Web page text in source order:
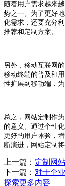
随着用户需求越来
势之一。为了更好
化需求，还要充分
推荐和定制方案。
另外，移动互联网
移动终端的普及和
性扩展到移动端，
总之，网站定制作
的意义。通过个性
更好的用户体验，
断演进，网站定制
上一篇： 定制网
下一篇： 对于企
探索更多内容